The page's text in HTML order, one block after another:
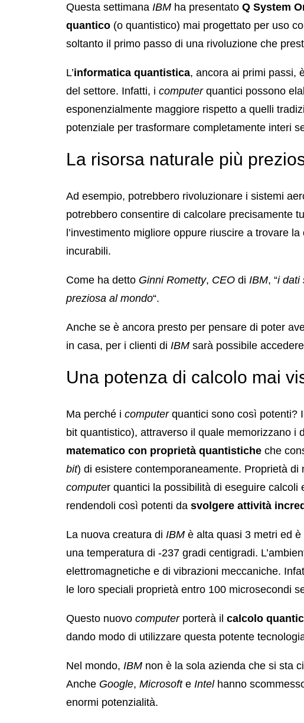
Questa settimana IBM ha presentato Q System
quantico (o quantistico) mai progettato per uso
soltanto il primo passo di una rivoluzione che
L’informatica quantistica, ancora ai primi passi,
del settore. Infatti, i computerquantici possono
esponenzialmente maggiore rispetto a quelli
potenziale per trasformare completamente interi
La risorsa naturale più
Ad esempio, potrebbero rivoluzionare i sistemi
potrebbero consentire di calcolare precisamente
l’investimento migliore oppure riuscire a trovare
incurabili.
Come ha detto Ginni Rometty, CEO di IBM, “i dati
preziosa al mondo“.
Anche se è ancora presto per pensare di poter
in casa, per i clienti di IBM sarà possibile
Una potenza di calcolo mai
Ma perché i computerquantici sono così potenti?
bit quantistico), attraverso il quale memorizzano i
matematico con proprietà quantistiche che
bit) di esistere contemporaneamente. Proprietà
computer quantici la possibilità di eseguire calcoli
rendendoli così potenti da svolgere attività
La nuova creatura di IBM è alta quasi 3 metri ed
una temperatura di -237 gradi centigradi.
elettromagnetiche e di vibrazioni meccaniche.
le loro speciali proprietà entro 100 microsecondi
Questo nuovo computerporterà il calcolo
dando modo di utilizzare questa potente
Nel mondo, IBM non è la sola azienda che si sta
Anche Google, Microsofte Intelhanno
enormi potenzialità.